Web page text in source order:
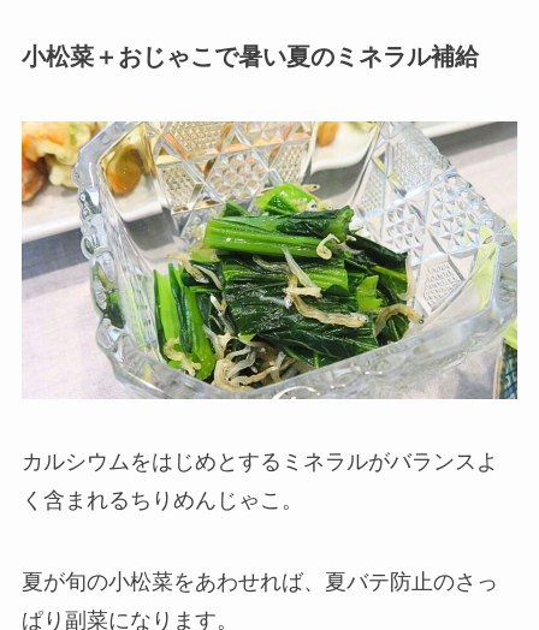
小松菜＋おじゃこで暑い夏のミネラル補給
カルシウムをはじめとするミネラルがバランスよ
く含まれるちりめんじゃこ。
夏が旬の小松菜をあわせれば、夏バテ防止のさっ
ぱり副菜になります。